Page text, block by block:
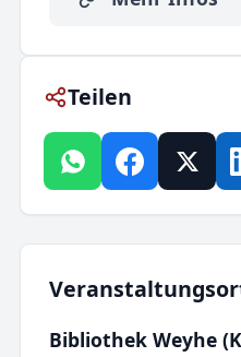
Teilen
Bibliothek Weyhe